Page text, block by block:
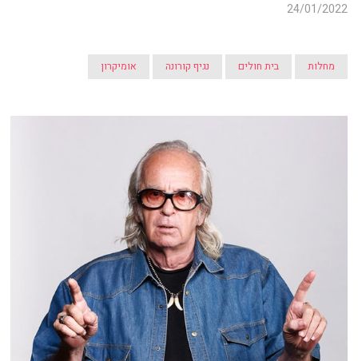
24/01/2022
מחלות בית חולים נגיף קורונה אומיקרון